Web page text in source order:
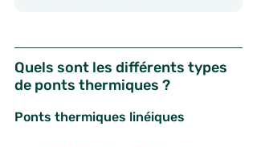
Quels sont les différents types
de ponts thermiques ?
Ponts thermiques linéiques